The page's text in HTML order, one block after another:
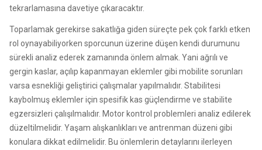
tekrarlamasına davetiye çıkaracaktır.
Toparlamak gerekirse sakatlığa giden süreçte pek çok farklı etken
rol oynayabiliyorken sporcunun üzerine düşen kendi durumunu
sürekli analiz ederek zamanında önlem almak. Yani ağrılı ve
gergin kaslar, açılıp kapanmayan eklemler gibi mobilite sorunları
varsa esnekliği geliştirici çalışmalar yapılmalıdır. Stabilitesi
kaybolmuş eklemler için spesifik kas güçlendirme ve stabilite
egzersizleri çalışılmalıdır. Motor kontrol problemleri analiz edilerek
düzeltilmelidir. Yaşam alışkanlıkları ve antrenman düzeni gibi
konulara dikkat edilmelidir. Bu önlemlerin detaylarını ilerleyen